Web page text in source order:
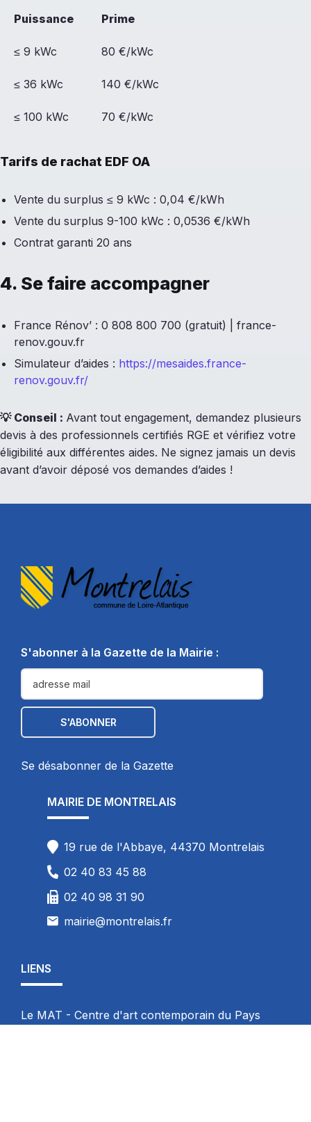
Puissance Prime
≤ 9 kWc 80 €/kWc
≤ 36 kWc 140 €/kWc
≤ 100 kWc 70 €/kWc
Tarifs de rachat EDF OA
Vente du surplus ≤ 9 kWc : 0,04 €/kWh
Vente du surplus 9-100 kWc : 0,0536 €/kWh
Contrat garanti 20 ans
4. Se faire accompagner
France Rénov’ : 0 808 800 700 (gratuit) | france-
renov.gouv.fr
Simulateur d’aides : https://mesaides.france-
renov.gouv.fr/
💡Conseil : Avant tout engagement, demandez plusieurs
devis à des professionnels certifiés RGE et vérifiez votre
éligibilité aux différentes aides. Ne signez jamais un devis
avant d’avoir déposé vos demandes d’aides !
S'abonner à la Gazette de la Mairie :
Se désabonner de la Gazette
MAIRIE DE MONTRELAIS
19 rue de l'Abbaye, 44370 Montrelais
02 40 83 45 88
02 40 98 31 90
mairie@montrelais.fr
LIENS
Le MAT - Centre d'art contemporain du Pays